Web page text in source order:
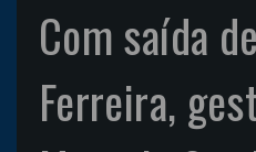
Com saída
Ferreira,